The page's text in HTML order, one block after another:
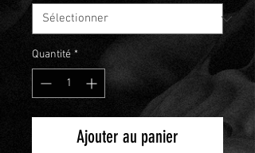
Quantité *
Ajouter au panier